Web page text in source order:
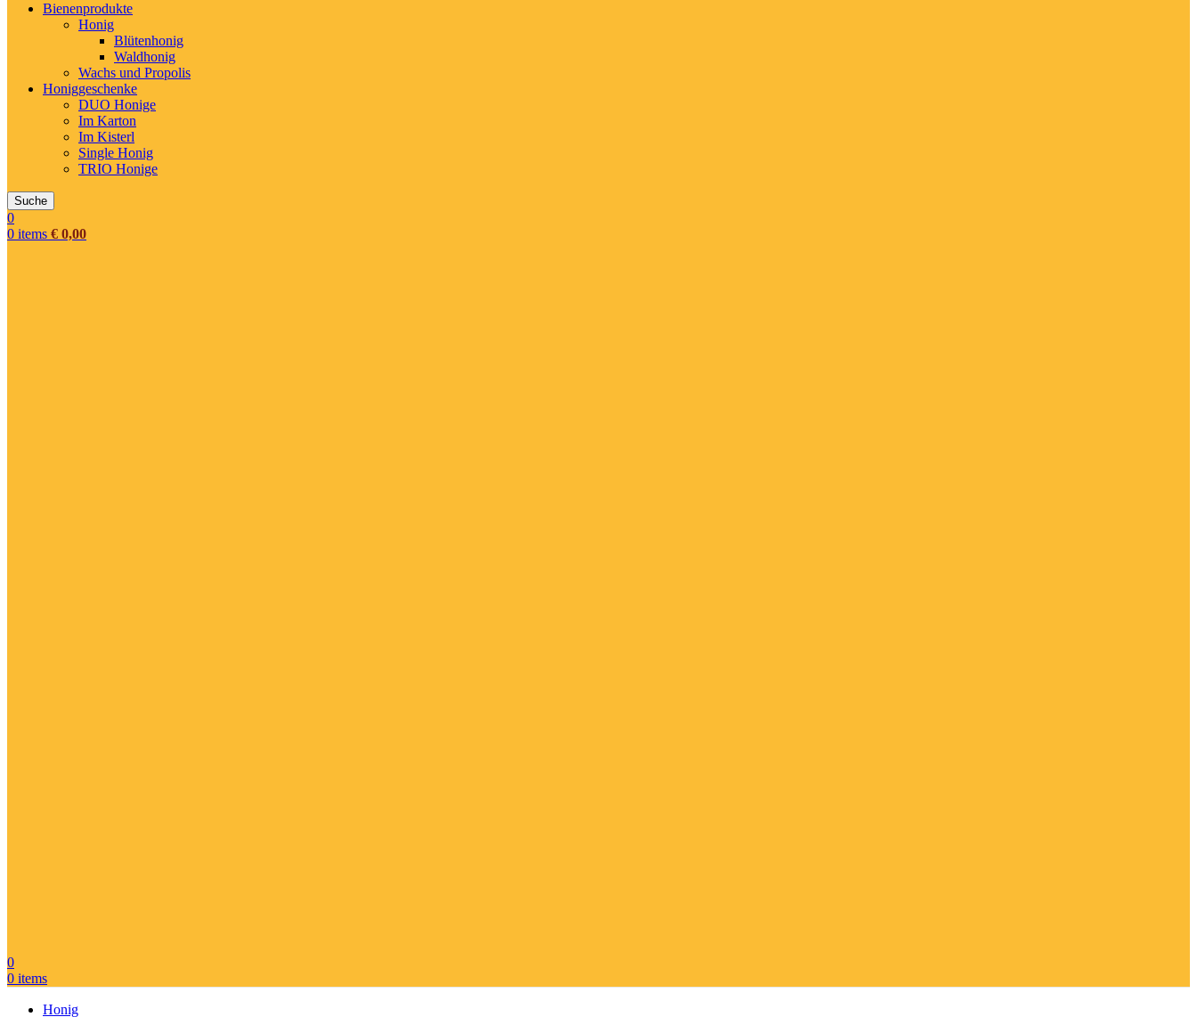
Bienenprodukte
Honig
Blütenhonig
Waldhonig
Wachs und Propolis
Honiggeschenke
DUO Honige
Im Karton
Im Kisterl
Single Honig
TRIO Honige
Suche
0
0 items € 0,00
0
0 items
Honig